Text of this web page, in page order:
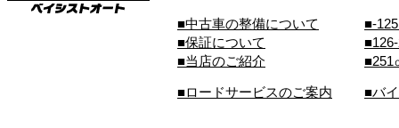
■中古車の整備について
■保証について
■当店のご紹介
■-
■251
■ロードサービスのご案内 ■バ